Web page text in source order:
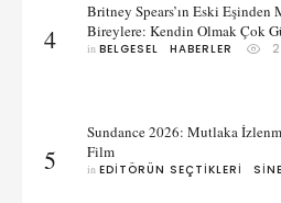
4
Britney Spears’ın Eski
Bireylere: Kendin Olmak Çok
in BELGESEL HABERLER
5
Sundance 2026: Mutlaka
Film
in EDITÖRÜN SEÇTIKLERI